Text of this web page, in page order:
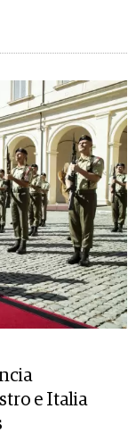
e Italia